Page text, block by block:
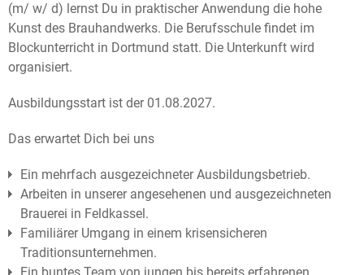
(m/ w/ d) lernst Du in praktischer Anwendung die hohe
Kunst des Brauhandwerks. Die Berufsschule findet im
Blockunterricht in Dortmund statt. Die Unterkunft wird
organisiert.
Ausbildungsstart ist der 01.08.2027.
Das erwartet Dich bei uns
Ein mehrfach ausgezeichneter Ausbildungsbetrieb.
Arbeiten in unserer angesehenen und ausgezeichneten
Brauerei in Feldkassel.
Familiärer Umgang in einem krisensicheren
Traditionsunternehmen.